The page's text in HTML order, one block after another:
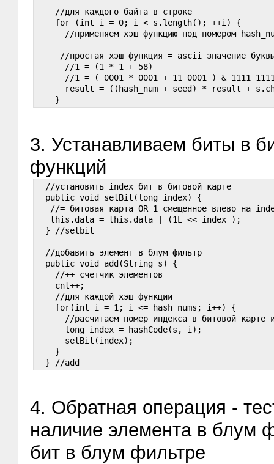
    //для каждого байта в строке
    for (int i = 0; i < s.length(); ++i) {
//применяем хэш функцию под номером
//простая хэш функция = ascii значение
      //1 = (1 * 1 + 58)
//1 = ( 0001 * 0001 + 11 0001 ) & 1111
result = ((hash_num + seed) * result +
3. Устанавливаем биты в
функций
  //установить index бит в битовой карте
  public void setBit(long index) {
//= битовая карта OR 1 смещенное влево на
   this.data = this.data | (1L << index );
  } //setbit
  //добавить элемент в блум фильтр
  public void add(String s) {
    //++ счетчик элементов
    cnt++;
    //для каждой хэш функции
    for(int i = 1; i <= hash_nums; i++) {
//расчитаем номер индекса в битовой карте
      long index = hashCode(s, i);
      setBit(index);
    }
4. Обратная операция -
наличие элемента в блум
бит в блум фильтре